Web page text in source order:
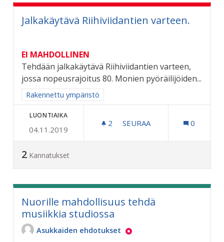
Jalkakäytävä Riihiviidantien varteen.
EI MAHDOLLINEN
Tehdään jalkakäytävä Riihiviidantien varteen,
jossa nopeusrajoitus 80. Monien pyöräilijöiden...
Rajaa tulokset aihepiirin mukaan: Rakennettu ympäristö
Rakennettu ympäristö
LUONTIAIKA
04.11.2019
2 2 SEURAAJAA
SEURAA 0
2 Kannatukset
Nuorille mahdollisuus tehdä
musiikkia studiossa
Asukkaiden ehdotukset